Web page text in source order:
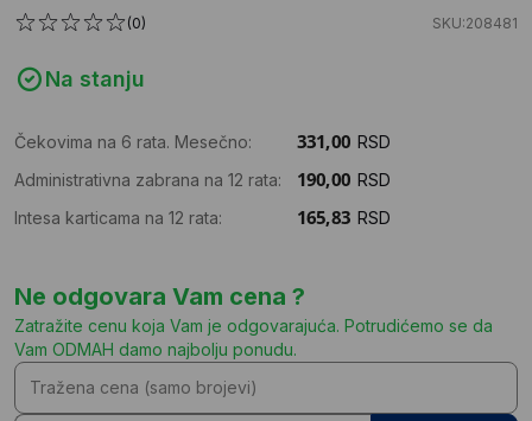
(0) SKU:208481
Na stanju
Čekovima na 6 rata. Mesečno:
RSD
Administrativna zabrana na 12 rata:
RSD
Intesa karticama na 12 rata:
RSD
Ne odgovara Vam cena ?
Zatražite cenu koja Vam je odgovarajuća. Potrudićemo se da
Vam ODMAH damo najbolju ponudu.